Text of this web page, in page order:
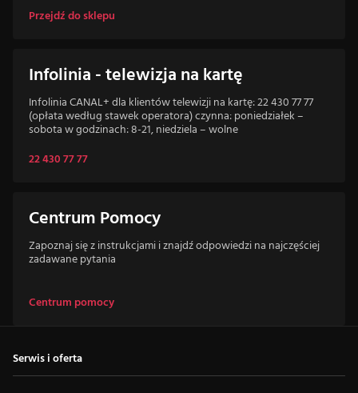
Przejdź do sklepu
Infolinia - telewizja na kartę
Infolinia CANAL+ dla klientów telewizji na kartę: 22 430 77 77
(opłata według stawek operatora) czynna: poniedziałek –
sobota w godzinach: 8-21, niedziela – wolne
22 430 77 77
Centrum Pomocy
Zapoznaj się z instrukcjami i znajdź odpowiedzi na najczęściej
zadawane pytania
Centrum pomocy
Serwis i oferta